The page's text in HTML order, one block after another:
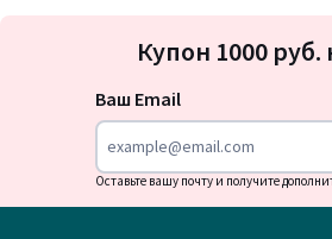
на
Купон 1000 руб.
Ваш Email
Оставьте вашу почту и получите